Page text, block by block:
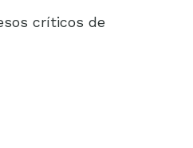
críticos de